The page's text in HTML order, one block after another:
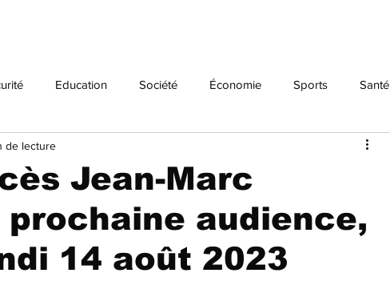
Education Société Économie Sports Santé
Jean-Marc
prochaine audience,
14 août 2023
de lecture